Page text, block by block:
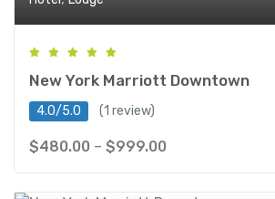
New York Marriott Downtown
4.0/5.0 (1 review)
$480.00 – $999.00